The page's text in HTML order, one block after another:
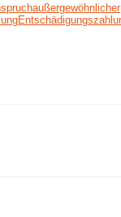
außergewöhnlicher